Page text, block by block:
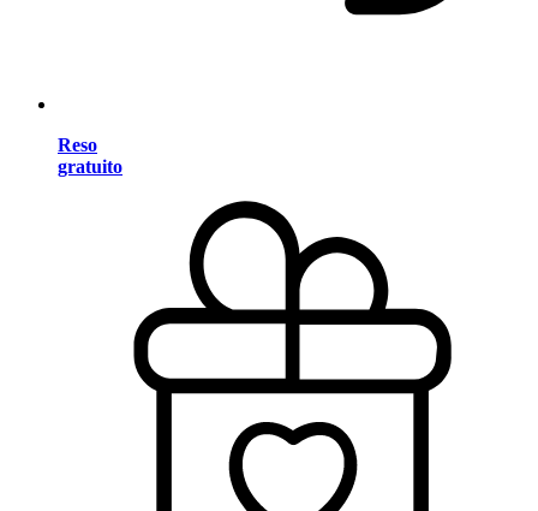
Reso
gratuito